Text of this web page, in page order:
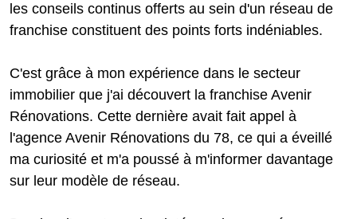
les conseils continus offerts au sein d'un réseau de
franchise constituent des points forts indéniables.
C'est grâce à mon expérience dans le secteur
immobilier que j'ai découvert la franchise Avenir
Rénovations. Cette dernière avait fait appel à
l'agence Avenir Rénovations du 78, ce qui a éveillé
ma curiosité et m'a poussé à m'informer davantage
sur leur modèle de réseau.